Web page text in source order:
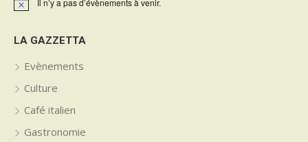
Notice Il n’y a pas d’évènements à venir.
LA GAZZETTA
Evènements
Culture
Café italien
Gastronomie